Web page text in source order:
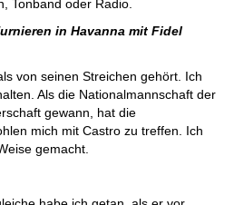
Tonband oder Radio.
in Havanna mit Fidel
von seinen Streichen gehört. Ich
Als die Nationalmannschaft der
gewann, hat die
mich mit Castro zu treffen. Ich
gemacht.